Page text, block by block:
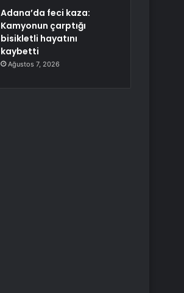
Adana’da feci kaza:
Kamyonun çarptığı
bisikletli hayatını
kaybetti
Ağustos 7, 2026